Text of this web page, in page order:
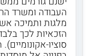
העבודה ומשרד
מלגות ותמיכה
הזכאיות לכך
סוציו-